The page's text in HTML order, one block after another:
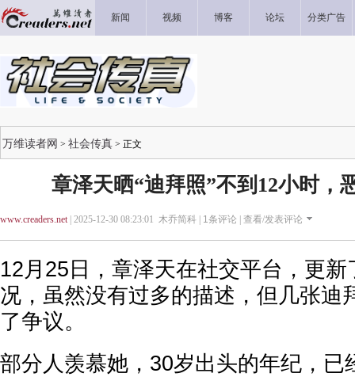
新闻 视频 博客 论坛 分类广告
万维读者网 > 社会传真 > 正文
章泽天晒“迪拜照”不到12小时，
www.creaders.net| 2025-12-30 08:23:01 木乔简科 | 1条评论 | 查看/发表评论
12月25日，章泽天在社交平台，更
况，虽然没有过多的描述，但几张迪
了争议。
部分人羡慕她，30岁出头的年纪，已